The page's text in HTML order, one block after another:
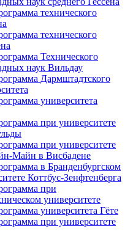
технического
технического
Технического
наук Вильдау
Дармштадтского
университета
при университете
при университете
Майн в Висбадене
в Бранденбургском
Коттбус-Зенфтенберга
при
университете
университета Гёте
при университете